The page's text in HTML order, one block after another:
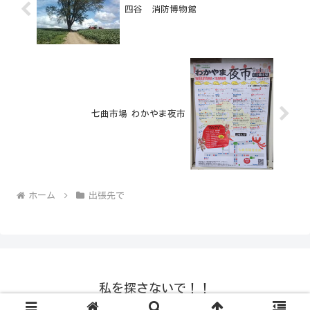
四谷 消防博物館
七曲市場 わかやま夜市
ホーム 出張先で
私を探さないで！！
© 2008-2026 私を探さないで！！.